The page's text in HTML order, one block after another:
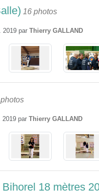
16 photos
2019 par Thierry GALLAND
2019 par Thierry GALLAND
18 mètres